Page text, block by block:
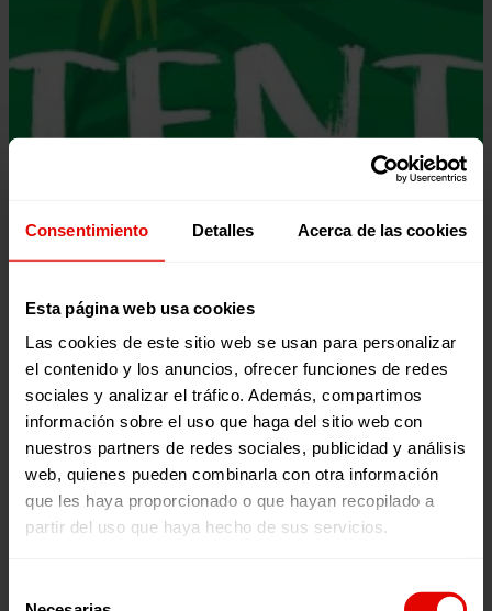
Consentimiento Detalles Acerca de las cookies
Esta página web usa cookies
Las cookies de este sitio web se usan para personalizar
el contenido y los anuncios, ofrecer funciones de redes
sociales y analizar el tráfico. Además, compartimos
información sobre el uso que haga del sitio web con
nuestros partners de redes sociales, publicidad y análisis
web, quienes pueden combinarla con otra información
que les haya proporcionado o que hayan recopilado a
partir del uso que haya hecho de sus servicios.
Recursos educativos
UN MUNDO SOSTENIBLE
Continuamos con la recopilación de recursos educativos
diseñados por Entreculturas para trabajar distintas
temá-ticas con grupos de niños, niñas y…
26 enero 2022